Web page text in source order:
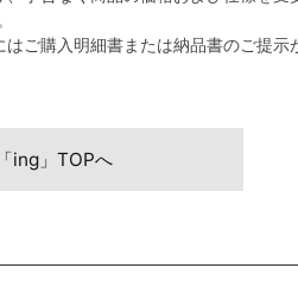
ご購入明細書または納品書のご提示
「ing」TOPへ